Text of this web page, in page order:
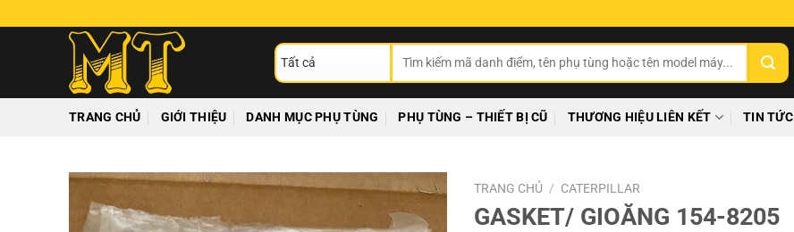
đến
kiếm:
TRANG CHỦ GIỚI THIỆU DANH MỤC PHỤ TÙNG PHỤ TÙNG – THIẾT BỊ CŨ THƯƠNG HIỆU LIÊN KẾT TIN TỨC
TRANG CHỦ / CATERPILLAR
GASKET/ GIOĂNG 154-8205